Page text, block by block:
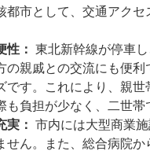
市として、交通アクセ
性： 東北新幹線が停車
の親戚との交流にも便
です。これにより、親
も負担が少なく、二世帯
実： 市内には大型商業
せん。また、総合病院